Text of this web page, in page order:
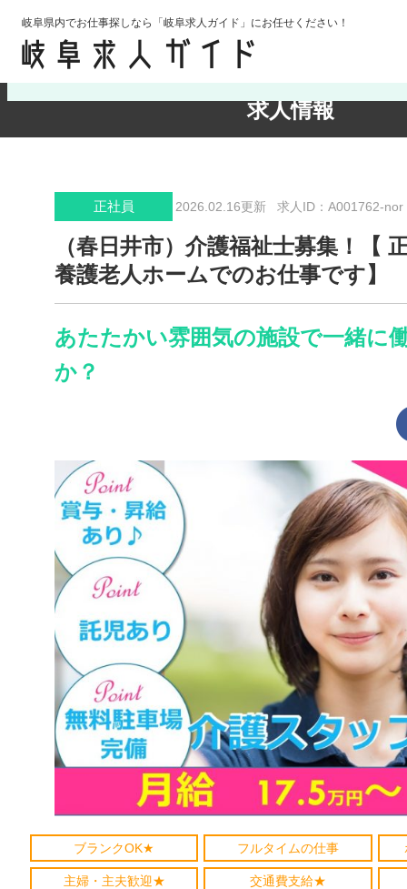
岐阜県内でお仕事探しなら「岐阜求人ガイド」にお任せください！
求人情報
検索条件の確認・変更
正社員 2026.02.16更新 求人ID：A001762-nor
（春日井市）介護福祉士募集！【
養護老人ホームでのお仕事です】
あたたかい雰囲気の施設で一緒に
か？
ブランクOK★ フルタイムの仕事
主婦・主夫歓迎★ 交通費支給★